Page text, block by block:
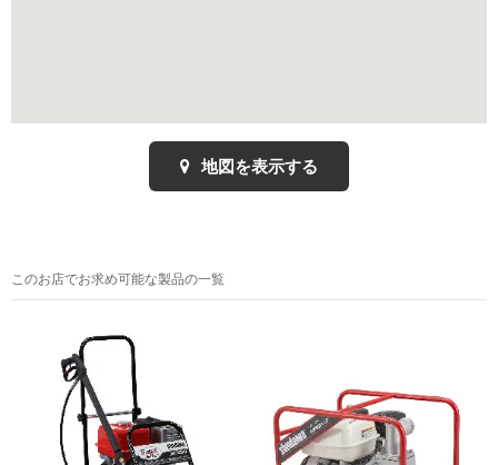
地図を表示する
このお店でお求め可能な製品の一覧